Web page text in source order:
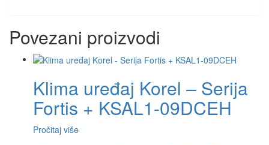
Povezani proizvodi
Klima uređaj Korel – Serija
Fortis + KSAL1-09DCEH
Pročitaj više